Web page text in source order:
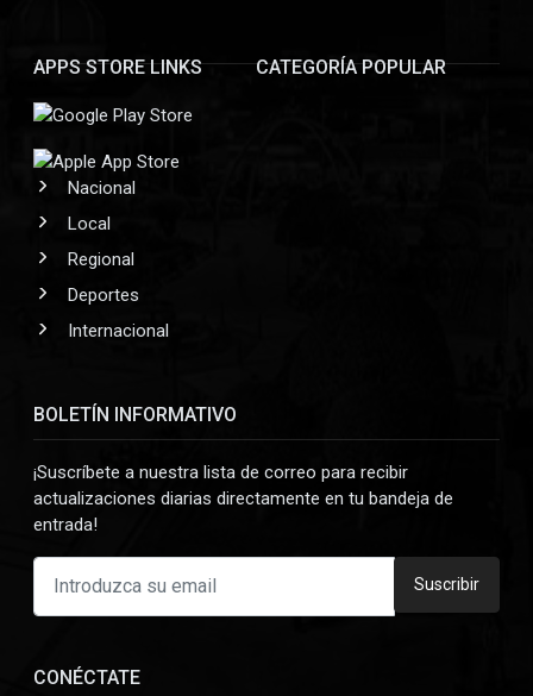
APPS STORE LINKS CATEGORÍA POPULAR
Nacional
Local
Regional
Deportes
Internacional
BOLETÍN INFORMATIVO
¡Suscríbete a nuestra lista de correo para recibir
actualizaciones diarias directamente en tu bandeja de
entrada!
Suscribir
CONÉCTATE